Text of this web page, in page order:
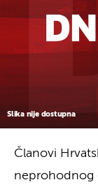
Slika nije dostupna
Članovi
neprohodnog